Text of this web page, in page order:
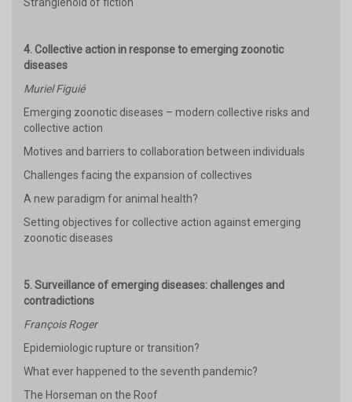
4. Collective action in response to emerging zoonotic
diseases
Muriel Figuié
Emerging zoonotic diseases – modern collective risks and
collective action
Motives and barriers to collaboration between individuals
Challenges facing the expansion of collectives
A new paradigm for animal health?
Setting objectives for collective action against emerging
zoonotic diseases
5. Surveillance of emerging diseases: challenges and
contradictions
François Roger
Epidemiologic rupture or transition?
What ever happened to the seventh pandemic?
The Horseman on the Roof